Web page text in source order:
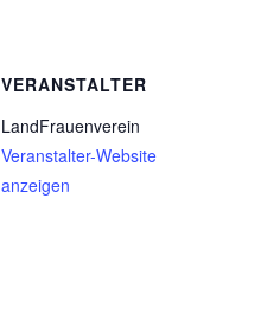
VERANSTALTER
LandFrauenverein
Veranstalter-Website
anzeigen